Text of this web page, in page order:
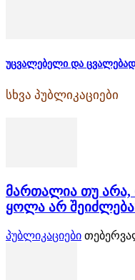
უცვალებელი და
სხვა პუბლიკაციები
მართალია თუ
ყოლა არ
პუბლიკაციები